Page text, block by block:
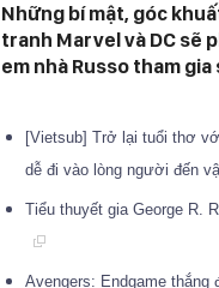
Những bí mật, góc
tranh Marvel và DC sẽ
em nhà Russo tham gia
[Vietsub] Trở lại tuổi thơ
dễ đi vào lòng người đến
Tiểu thuyết gia George R.
Avengers: Endgame